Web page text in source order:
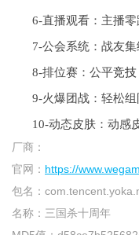
6-直播观看：主播零
7-公会系统：战友集
8-排位赛：公平竞技
9-火爆团战：轻松组
10-动态皮肤：动感
厂商：
官网： https://
包名：
名称： 三国杀十周年